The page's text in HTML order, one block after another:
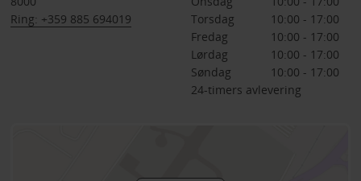
Ring: +359 885 694019
Torsdag
10:00 - 17:00
Fredag
10:00 - 17:00
Lørdag
10:00 - 17:00
Søndag
10:00 - 17:00
24-timers avlevering